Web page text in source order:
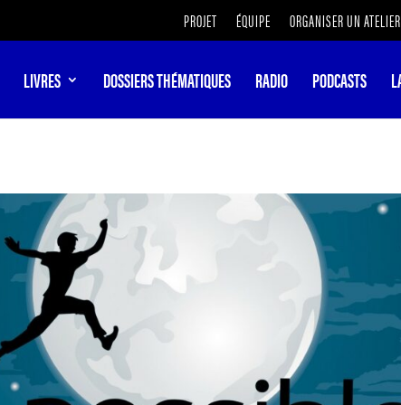
PROJET ÉQUIPE ORGANISER UN ATELIER
LIVRES DOSSIERS THÉMATIQUES RADIO PODCASTS